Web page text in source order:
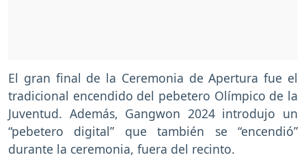
El gran final de la Ceremonia de Apertura fue el
tradicional encendido del pebetero Olímpico de la
Juventud. Además, Gangwon 2024 introdujo un
“pebetero digital” que también se “encendió”
durante la ceremonia, fuera del recinto.